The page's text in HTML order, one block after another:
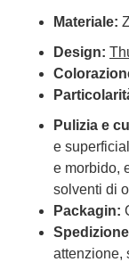
Materiale:
Design:
Pulizia e
e
e morbido,
solventi di
Packagin:
attenzione,